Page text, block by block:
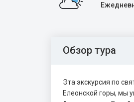
Обзор тура
Эта экскурсия по
Елеонской горы, мы